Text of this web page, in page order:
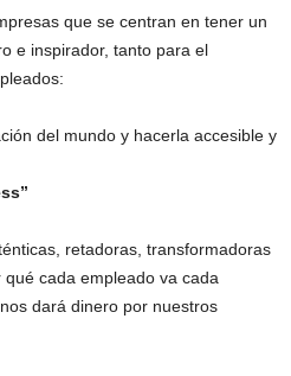
que se centran en tener un
e inspirador, tanto para el
del mundo y hacerla accesible y
retadoras, transformadoras
cada empleado va cada
dará dinero por nuestros